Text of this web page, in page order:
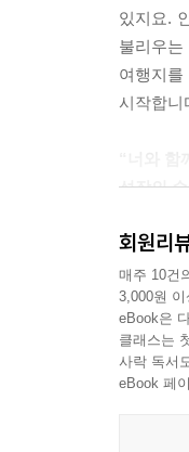
있지요.
불리우
여행지
시작합니
성장의
보내주
슬픈 이
언제인
태어났는
교과 연계
회원리
매주 10건
3,000원
eBook은
클래스는
사락 독서
eBook 페